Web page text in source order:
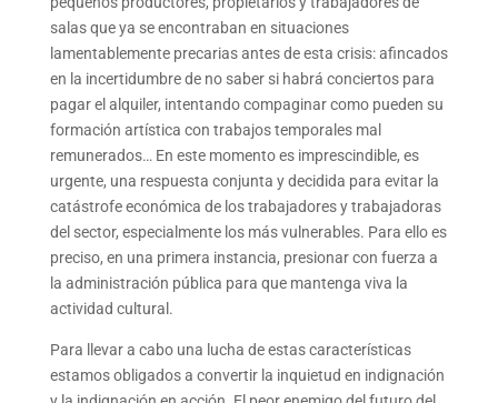
salas que ya se encontraban en situaciones
lamentablemente precarias antes de esta crisis: afincados
en la incertidumbre de no saber si habrá conciertos para
pagar el alquiler, intentando compaginar como pueden su
formación artística con trabajos temporales mal
remunerados… En este momento es imprescindible, es
urgente, una respuesta conjunta y decidida para evitar la
catástrofe económica de los trabajadores y trabajadoras
del sector, especialmente los más vulnerables. Para ello es
preciso, en una primera instancia, presionar con fuerza a
la administración pública para que mantenga viva la
actividad cultural.
Para llevar a cabo una lucha de estas características
estamos obligados a convertir la inquietud en indignación